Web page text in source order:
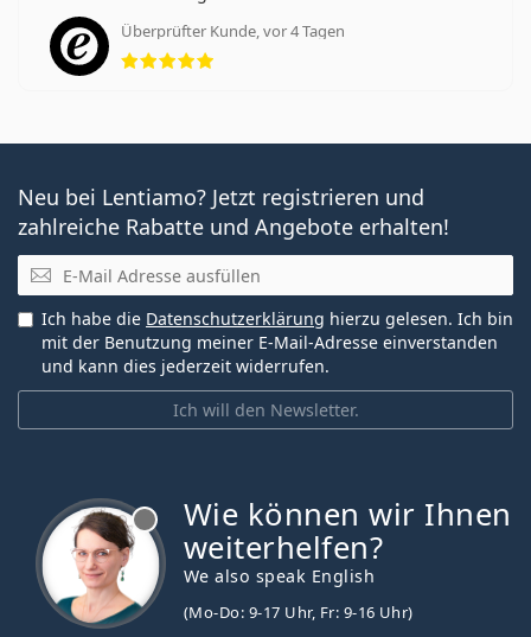
Überprüfter Kunde, vor 4 Tagen
Bewertung 5 aus 5
Neu bei Lentiamo? Jetzt registrieren und
zahlreiche Rabatte und Angebote erhalten!
E-Mail
Ich will den Newsletter.
Ich habe die Datenschutzerklärung hierzu gelesen. Ich bin
mit der Benutzung meiner E-Mail-Adresse einverstanden
und kann dies jederzeit widerrufen.
Wie können wir Ihnen
weiterhelfen?
We also speak English
(Mo-Do: 9-17 Uhr, Fr: 9-16 Uhr)